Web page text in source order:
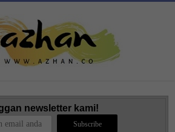
newsletter kami!